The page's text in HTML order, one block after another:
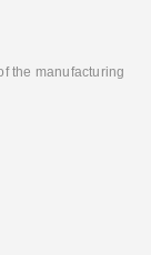
the manufacturing